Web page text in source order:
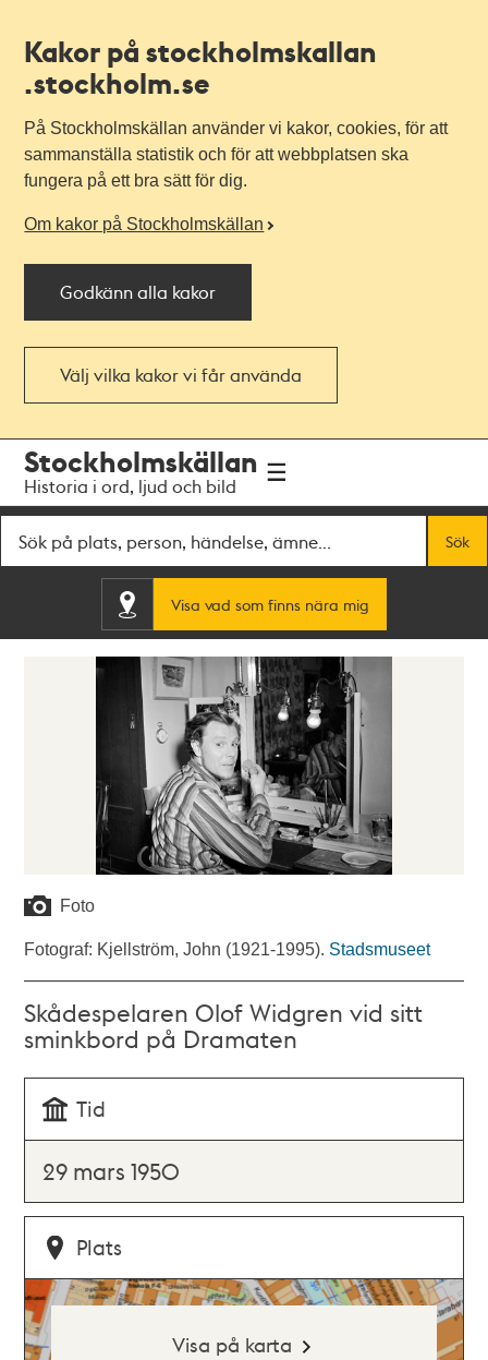
Kakor på stockholmskallan
.stockholm.se
På Stockholmskällan använder vi kakor, cookies, för att
sammanställa statistik och för att webbplatsen ska
fungera på ett bra sätt för dig.
Om kakor på Stockholmskällan
Godkänn alla kakor
Välj vilka kakor vi får använda
navigationen
huvudinnehållet
Stockholmskällan
Historia i ord, ljud och bild
Sök
Visa vad som finns nära mig
Foto
Fotograf: Kjellström, John (1921-1995). Stadsmuseet
Skådespelaren Olof Widgren vid sitt
sminkbord på Dramaten
Tid
29 mars 1950
Plats
Visa på karta